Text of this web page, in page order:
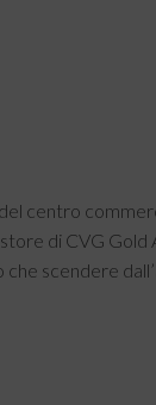
centro
di CVG
scendere